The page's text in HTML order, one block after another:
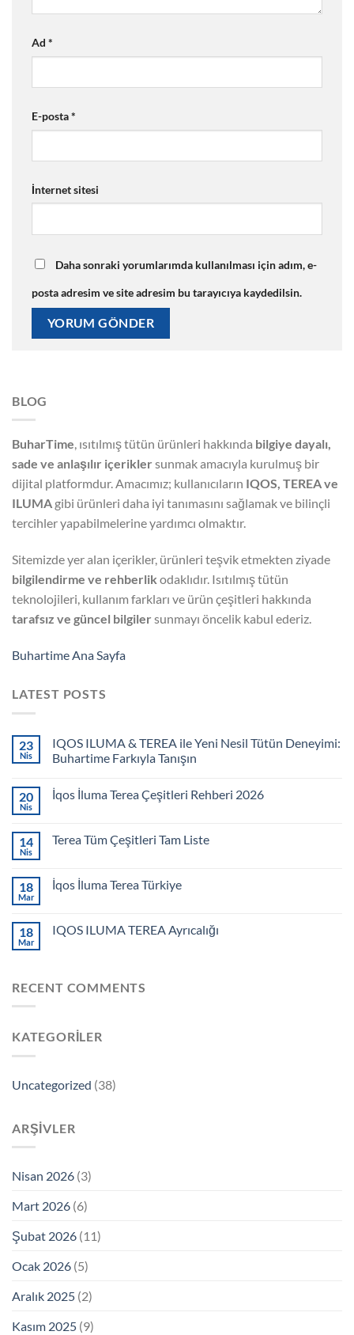
Ad *
E-posta*
İnternet sitesi
Daha sonraki yorumlarımda kullanılması için adım, e-
posta adresim ve site adresim bu tarayıcıya kaydedilsin.
BLOG
BuharTime, ısıtılmış tütün ürünleri hakkında bilgiye dayalı,
sade ve anlaşılır içerikler sunmak amacıyla kurulmuş bir
dijital platformdur. Amacımız; kullanıcıların IQOS, TEREA ve
ILUMA gibi ürünleri daha iyi tanımasını sağlamak ve bilinçli
tercihler yapabilmelerine yardımcı olmaktır.
Sitemizde yer alan içerikler, ürünleri teşvik etmekten ziyade
bilgilendirme ve rehberlik odaklıdır. Isıtılmış tütün
teknolojileri, kullanım farkları ve ürün çeşitleri hakkında
tarafsız ve güncel bilgiler sunmayı öncelik kabul ederiz.
Buhartime Ana Sayfa
LATEST POSTS
23
Nis
IQOS ILUMA & TEREA ile Yeni Nesil Tütün Deneyimi:
Buhartime Farkıyla Tanışın
20
Nis
İqos İluma Terea Çeşitleri Rehberi 2026
14
Nis
Terea Tüm Çeşitleri Tam Liste
18
Mar
İqos İluma Terea Türkiye
18
Mar
IQOS ILUMA TEREA Ayrıcalığı
RECENT COMMENTS
KATEGORILER
Uncategorized (38)
ARŞIVLER
Nisan 2026 (3)
Mart 2026 (6)
Şubat 2026 (11)
Ocak 2026 (5)
Aralık 2025 (2)
Kasım 2025 (9)